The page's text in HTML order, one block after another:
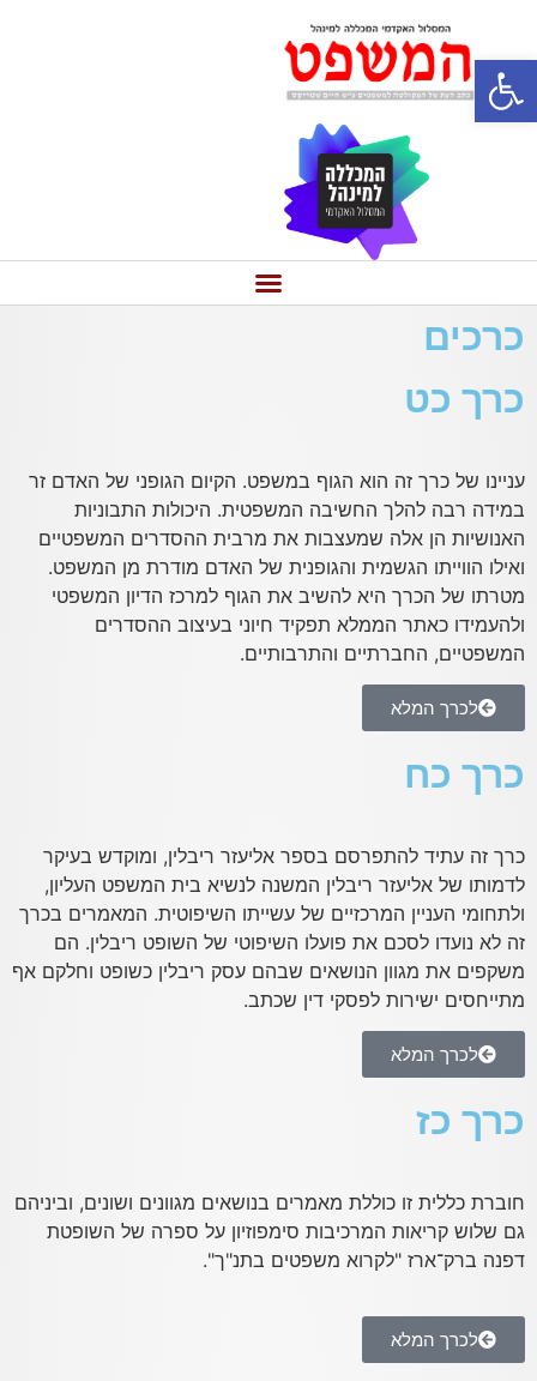
פתח סרגל נגישות
כרכים
כרך כט
עניינו של כרך זה הוא הגוף במשפט. הקיום הגופני של האדם זר
במידה רבה להלך החשיבה המשפטית. היכולות התבוניות
האנושיות הן אלה שמעצבות את מרבית ההסדרים המשפטיים
ואילו הווייתו הגשמית והגופנית של האדם מודרת מן המשפט.
מטרתו של הכרך היא להשיב את הגוף למרכז הדיון המשפטי
ולהעמידו כאתר הממלא תפקיד חיוני בעיצוב ההסדרים
המשפטיים, החברתיים והתרבותיים.
לכרך המלא
כרך כח
כרך זה עתיד להתפרסם בספר אליעזר ריבלין, ומוקדש בעיקר
לדמותו של אליעזר ריבלין המשנה לנשיא בית המשפט העליון,
ולתחומי העניין המרכזיים של עשייתו השיפוטית. המאמרים בכרך
זה לא נועדו לסכם את פועלו השיפוטי של השופט ריבלין. הם
משקפים את מגוון הנושאים שבהם עסק ריבלין כשופט וחלקם אף
מתייחסים ישירות לפסקי דין שכתב.
לכרך המלא
כרך כז
חוברת כללית זו כוללת מאמרים בנושאים מגוונים ושונים, וביניהם
גם שלוש קריאות המרכיבות סימפוזיון על ספרה של השופטת
דפנה ברק־ארז "לקרוא משפטים בתנ"ך".
לכרך המלא